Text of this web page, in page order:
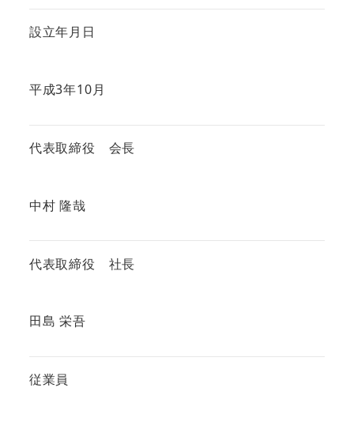
設立年月日
平成3年10月
代表取締役 会長
中村 隆哉
代表取締役 社長
田島 栄吾
従業員